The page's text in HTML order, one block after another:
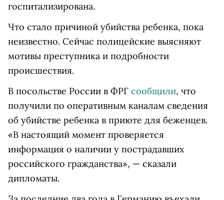
госпитализирована.
Что стало причиной убийства ребенка, пока
неизвестно. Сейчас полицейские выясняют
мотивы преступника и подробности
происшествия.
В посольстве России в ФРГ сообщили, что
получили по оперативным каналам сведения
об убийстве ребенка в приюте для беженцев.
«В настоящий момент проверяется
информация о наличии у пострадавших
российского гражданства», — сказали
дипломаты.